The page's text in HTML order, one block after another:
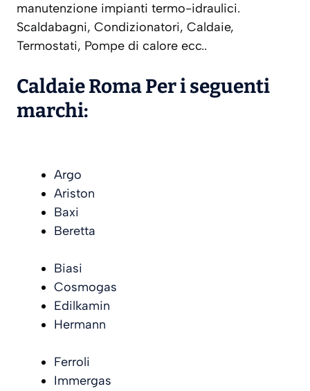
manutenzione impianti termo-idraulici.
Scaldabagni, Condizionatori, Caldaie,
Termostati, Pompe di calore ecc..
Caldaie Roma Per i seguenti
marchi:
Argo
Ariston
Baxi
Beretta
Biasi
Cosmogas
Edilkamin
Hermann
Ferroli
Immergas